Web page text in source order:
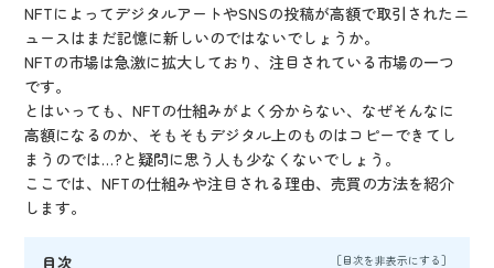
NFTによってデジタルアートやSNSの投稿が高額で取引されたニ
ュースはまだ記憶に新しいのではないでしょうか。
NFTの市場は急激に拡大しており、注目されている市場の一つ
です。
とはいっても、NFTの仕組みがよく分からない、なぜそんなに
高額になるのか、そもそもデジタル上のものはコピーできてし
まうのでは…?と疑問に思う人も少なくないでしょう。
ここでは、NFTの仕組みや注目される理由、売買の方法を紹介
します。
目次